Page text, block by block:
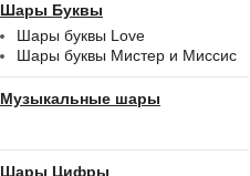
Шары Буквы
Шары буквы Love
Шары буквы Мистер и Миссис
Музыкальные шары
Шары Цифры